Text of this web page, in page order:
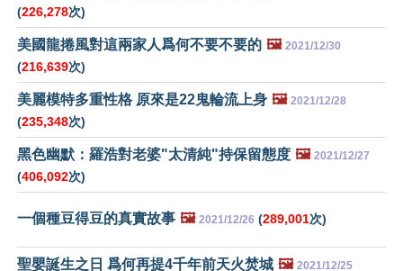
(226,278次)
美國龍捲風對這兩家人爲何不要不要的 🖼️ 2021/12/30
(216,639次)
美麗模特多重性格 原來是22鬼輪流上身 🖼️ 2021/12/28
(235,348次)
黑色幽默：羅浩對老婆"太清純"持保留態度 🖼️ 2021/12/27
(406,092次)
一個種豆得豆的真實故事 🖼️ 2021/12/26 (289,001次)
聖嬰誕生之日 爲何再提4千年前天火焚城 🖼️ 2021/12/25